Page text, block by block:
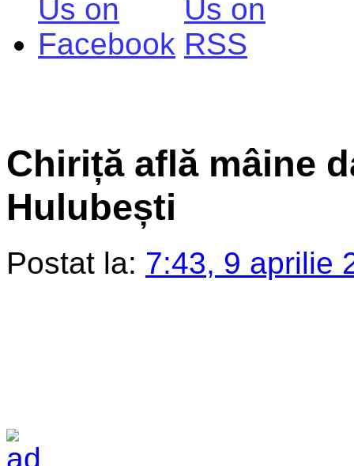
Chiriță află mâine
Hulubești
Postat la: 7:43, 9 aprilie